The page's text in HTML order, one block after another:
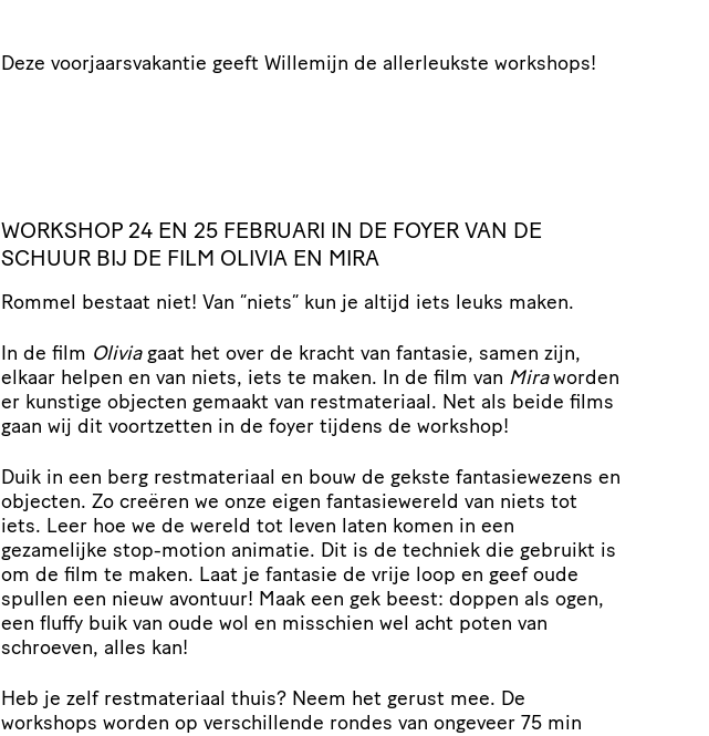
Deze voorjaarsvakantie geeft Willemijn de allerleukste workshops!
WORKSHOP 24 EN 25 FEBRUARI IN DE FOYER VAN DE
SCHUUR BIJ DE FILM OLIVIA EN MIRA
Rommel bestaat niet! Van “niets” kun je altijd iets leuks maken.
In de film Oliviagaat het over de kracht van fantasie, samen zijn,
elkaar helpen en van niets, iets te maken. In de film van Miraworden
er kunstige objecten gemaakt van restmateriaal. Net als beide films
gaan wij dit voortzetten in de foyer tijdens de workshop!
Duik in een berg restmateriaal en bouw de gekste fantasiewezens en
objecten. Zo creëren we onze eigen fantasiewereld van niets tot
iets. Leer hoe we de wereld tot leven laten komen in een
gezamelijke stop-motion animatie. Dit is de techniek die gebruikt is
om de film te maken. Laat je fantasie de vrije loop en geef oude
spullen een nieuw avontuur! Maak een gek beest: doppen als ogen,
een fluffy buik van oude wol en misschien wel acht poten van
schroeven, alles kan!
Heb je zelf restmateriaal thuis? Neem het gerust mee. De
workshops worden op verschillende rondes van ongeveer 75 min